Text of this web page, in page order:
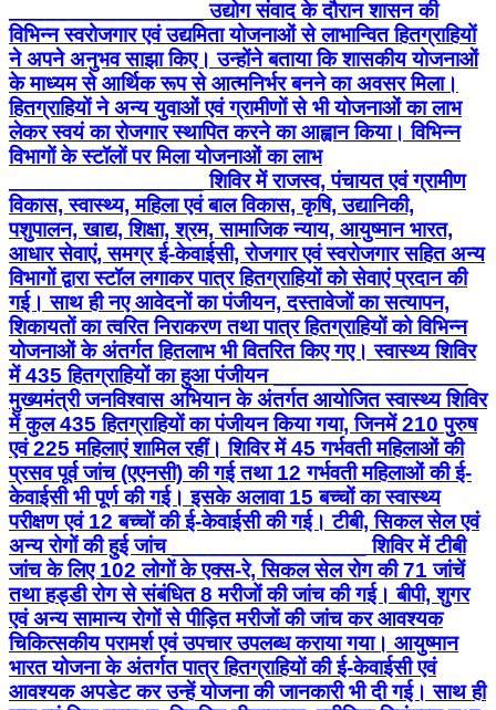
________________ उद्योग संवाद के दौरान शासन की
विभिन्न स्वरोजगार एवं उद्यमिता योजनाओं से लाभान्वित हितग्राहियों
ने अपने अनुभव साझा किए। उन्होंने बताया कि शासकीय योजनाओं
के माध्यम से आर्थिक रूप से आत्मनिर्भर बनने का अवसर मिला।
हितग्राहियों ने अन्य युवाओं एवं ग्रामीणों से भी योजनाओं का लाभ
लेकर स्वयं का रोजगार स्थापित करने का आह्वान किया। विभिन्न
विभागों के स्टॉलों पर मिला योजनाओं का लाभ
________________ शिविर में राजस्व, पंचायत एवं ग्रामीण
विकास, स्वास्थ्य, महिला एवं बाल विकास, कृषि, उद्यानिकी,
पशुपालन, खाद्य, शिक्षा, श्रम, सामाजिक न्याय, आयुष्मान भारत,
आधार सेवाएं, समग्र ई-केवाईसी, रोजगार एवं स्वरोजगार सहित अन्य
विभागों द्वारा स्टॉल लगाकर पात्र हितग्राहियों को सेवाएं प्रदान की
गई। साथ ही नए आवेदनों का पंजीयन, दस्तावेजों का सत्यापन,
शिकायतों का त्वरित निराकरण तथा पात्र हितग्राहियों को विभिन्न
योजनाओं के अंतर्गत हितलाभ भी वितरित किए गए। स्वास्थ्य शिविर
में 435 हितग्राहियों का हुआ पंजीयन ________________
मुख्यमंत्री जनविश्वास अभियान के अंतर्गत आयोजित स्वास्थ्य शिविर
में कुल 435 हितग्राहियों का पंजीयन किया गया, जिनमें 210 पुरुष
एवं 225 महिलाएं शामिल रहीं। शिविर में 45 गर्भवती महिलाओं की
प्रसव पूर्व जांच (एएनसी) की गई तथा 12 गर्भवती महिलाओं की ई-
केवाईसी भी पूर्ण की गई। इसके अलावा 15 बच्चों का स्वास्थ्य
परीक्षण एवं 12 बच्चों की ई-केवाईसी की गई। टीबी, सिकल सेल एवं
अन्य रोगों की हुई जांच ________________ शिविर में टीबी
जांच के लिए 102 लोगों के एक्स-रे, सिकल सेल रोग की 71 जांचें
तथा हड्डी रोग से संबंधित 8 मरीजों की जांच की गई। बीपी, शुगर
एवं अन्य सामान्य रोगों से पीड़ित मरीजों की जांच कर आवश्यक
चिकित्सकीय परामर्श एवं उपचार उपलब्ध कराया गया। आयुष्मान
भारत योजना के अंतर्गत पात्र हितग्राहियों की ई-केवाईसी एवं
आवश्यक अपडेट कर उन्हें योजना की जानकारी भी दी गई। साथ ही